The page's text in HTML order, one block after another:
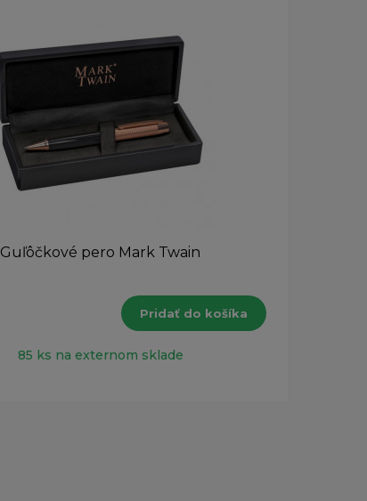
Guľôčkové pero Mark Twain
Pridať do košíka
85 ks na externom sklade